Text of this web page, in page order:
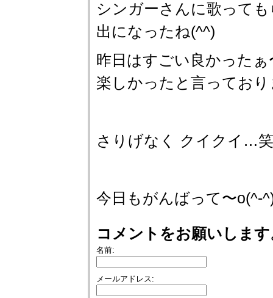
シンガーさんに歌って
出になったね(^^)
昨日はすごい良かった
楽しかったと言っており
さりげなく クイクイ…笑
今日もがんばって〜o(^-
コメントをお願いします
名前:
メールアドレス: